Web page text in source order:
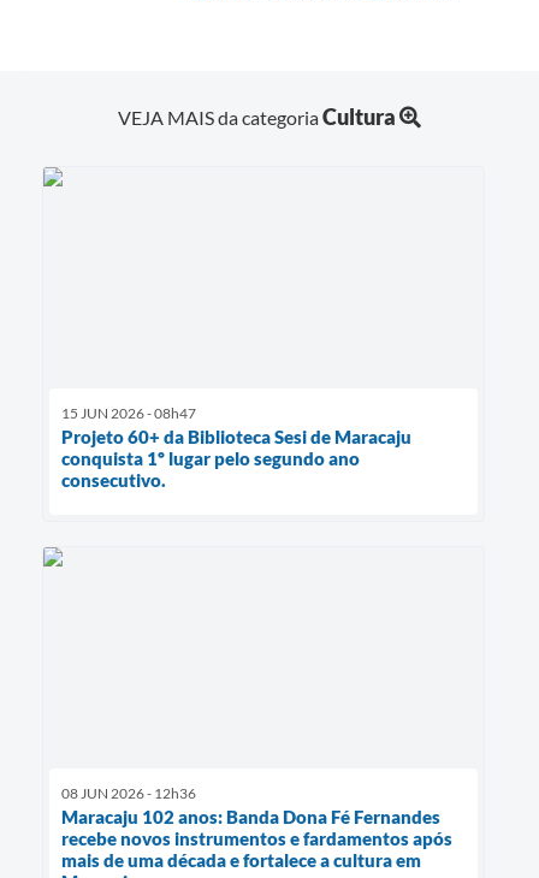
VEJA MAIS da categoriaCultura
15 JUN 2026 - 08h47
Projeto 60+ da Biblioteca Sesi de Maracaju
conquista 1º lugar pelo segundo ano
consecutivo.
08 JUN 2026 - 12h36
Maracaju 102 anos: Banda Dona Fé Fernandes
recebe novos instrumentos e fardamentos após
mais de uma década e fortalece a cultura em